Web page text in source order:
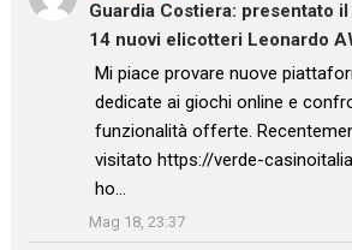
Guardia Costiera: presentato
14 nuovi elicotteri Leonardo
: “
Mi piace provare nuove
dedicate ai giochi online e
funzionalità offerte.
visitato https://verde-
ho…
”
Mag 18, 23:37